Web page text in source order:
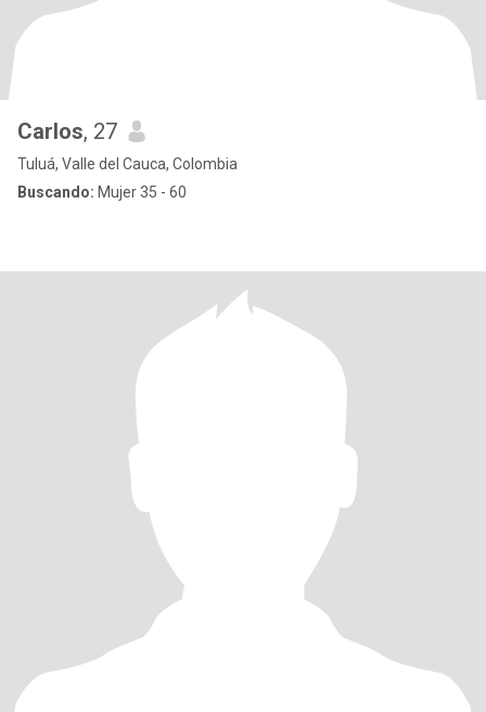
Carlos, 27
Tuluá, Valle del Cauca, Colombia
Buscando: Mujer 35 - 60